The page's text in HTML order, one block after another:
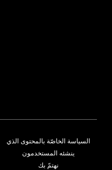
السياسة الخاصّة بالمحتوى الذي
ينشئه المستخدمون
نهتمّ بك